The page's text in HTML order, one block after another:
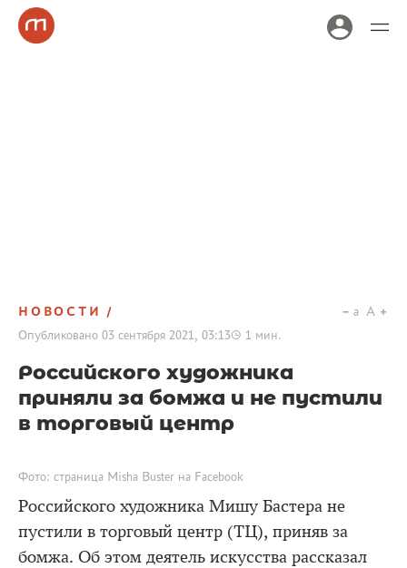
НОВОСТИ
Опубликовано 03 сентября 2021, 03:13 1 мин.
a A
Российского художника
приняли за бомжа и не пустили
в торговый центр
Фото: страница Misha Buster на Facebook
Российского художника Мишу Бастера не
пустили в торговый центр (ТЦ), приняв за
бомжа. Об этом деятель искусства рассказал